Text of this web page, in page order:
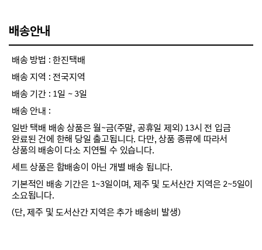
배송안내
배송 방법 : 한진택배
배송 지역 : 전국지역
배송 기간 : 1일 ~ 3일
배송 안내 :
일반 택배 배송 상품은 월~금(주말, 공휴일 제외) 13시 전 입금
완료된 건에 한해 당일 출고됩니다. 다만, 상품 종류에 따라서
상품의 배송이 다소 지연될 수 있습니다.
세트 상품은 합배송이 아닌 개별 배송 됩니다.
기본적인 배송 기간은 1~3일이며, 제주 및 도서산간 지역은 2~5일이
소요됩니다.
(단, 제주 및 도서산간 지역은 추가 배송비 발생)